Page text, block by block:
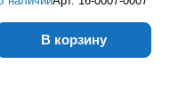
В корзину